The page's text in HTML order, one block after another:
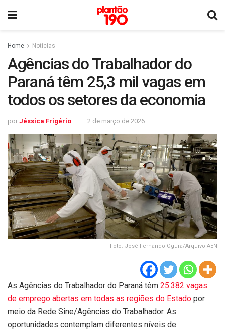
Home Notícias
Agências do Trabalhador do
Paraná têm 25,3 mil vagas em
todos os setores da economia
por Jéssica Frigério 2 de março de 2026
Foto: José Fernando Ogura/Arquivo AEN
As Agências do Trabalhador do Paraná têm 25.382 vagas
de emprego abertas em todas as regiões do Estado por
meio da Rede Sine/Agências do Trabalhador. As
oportunidades contemplam diferentes níveis de